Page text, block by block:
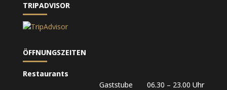
TRIPADVISOR
ÖFFNUNGSZEITEN
Restaurants
Gaststube 06.30 – 23.00 Uhr